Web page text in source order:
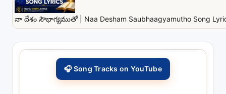
నా దేశం సౌభాగ్యముతో | Naa Desham Saubhaagyamutho Song
🎧 Song Tracks on YouTube